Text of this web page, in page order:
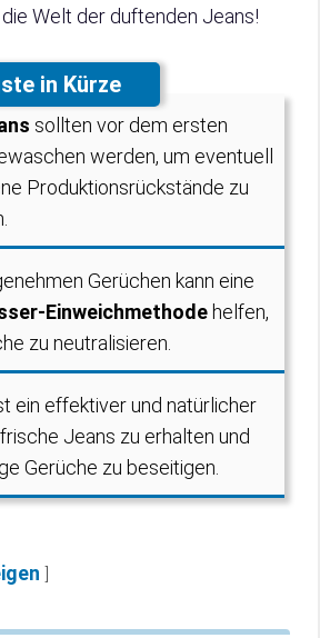
Welt der duftenden Jeans!
in Kürze
sollten vor dem ersten
werden, um eventuell
Produktionsrückstände zu
Gerüchen kann eine
Einweichmethode helfen,
zu neutralisieren.
ein effektiver und natürlicher
Jeans zu erhalten und
Gerüche zu beseitigen.